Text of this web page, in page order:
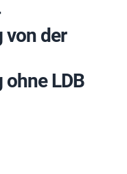
von der
LDB